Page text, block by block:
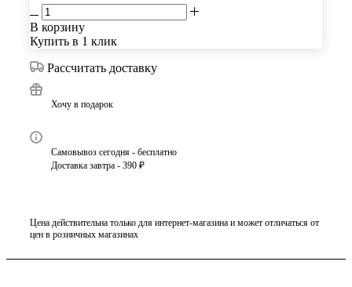
В корзину
Купить в 1 клик
Рассчитать доставку
Хочу в подарок
Самовывоз сегодня - бесплатно
Доставка завтра - 390 ₽
Цена действительна только для интернет-магазина и может отличаться от
цен в розничных магазинах